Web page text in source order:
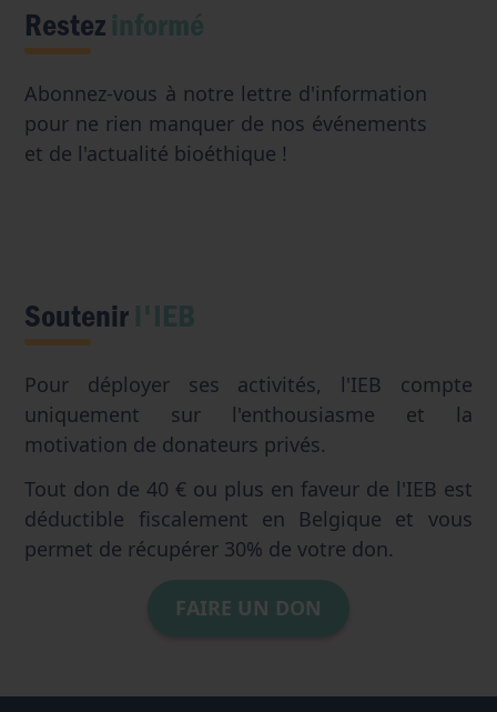
Restezinformé
Abonnez-vous à notre lettre d'information
pour ne rien manquer de nos événements
et de l'actualité bioéthique !
Soutenirl'IEB
Pour déployer ses activités, l'IEB compte
uniquement sur l'enthousiasme et la
motivation de donateurs privés.
Tout don de 40 € ou plus en faveur de l'IEB est
déductible fiscalement en Belgique et vous
permet de récupérer 30% de votre don.
FAIRE UN DON